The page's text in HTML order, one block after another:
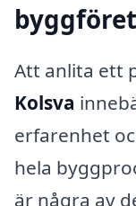
Att anlita ett
Kolsva
erfarenhet
hela
är några av